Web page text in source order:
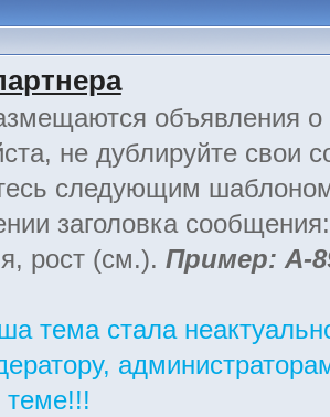
объявления о
не дублируйте свои
следующим
заголовка
рост (см.). Пример: А-
тема стала